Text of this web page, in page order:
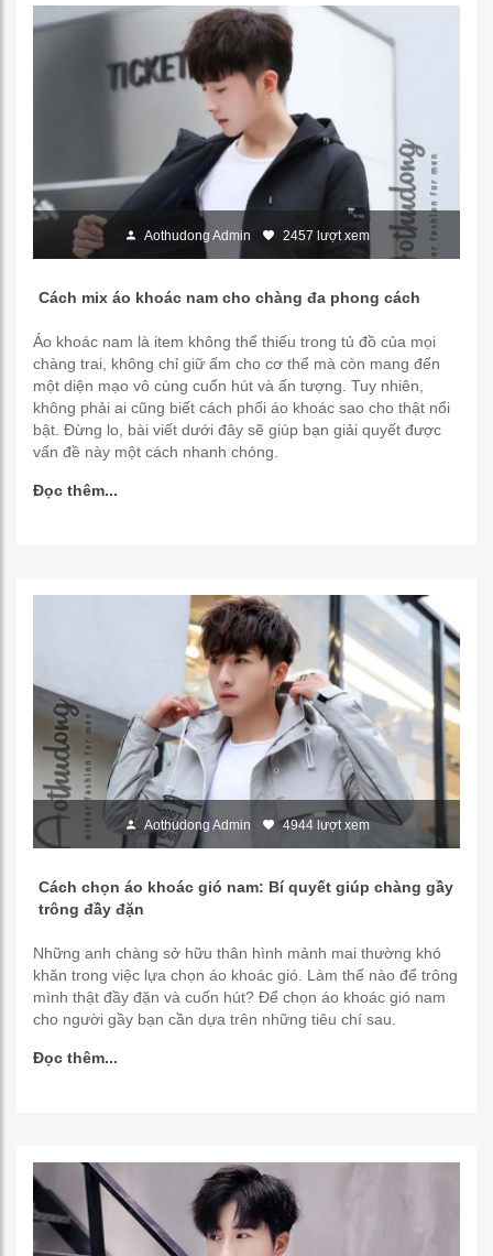
Aothudong Admin 2457 lượt xem
Cách mix áo khoác nam cho chàng đa phong cách
Áo khoác nam là item không thể thiếu trong tủ đồ của mọi
chàng trai, không chỉ giữ ấm cho cơ thể mà còn mang đến
một diện mạo vô cùng cuốn hút và ấn tượng. Tuy nhiên,
không phải ai cũng biết cách phối áo khoác sao cho thật nổi
bật. Đừng lo, bài viết dưới đây sẽ giúp bạn giải quyết được
vấn đề này một cách nhanh chóng.
Đọc thêm...
Aothudong Admin 4944 lượt xem
Cách chọn áo khoác gió nam: Bí quyết giúp chàng gầy
trông đầy đặn
Những anh chàng sở hữu thân hình mảnh mai thường khó
khăn trong việc lựa chọn áo khoác gió. Làm thế nào để trông
mình thật đầy đặn và cuốn hút? Để chọn áo khoác gió nam
cho người gầy bạn cần dựa trên những tiêu chí sau.
Đọc thêm...